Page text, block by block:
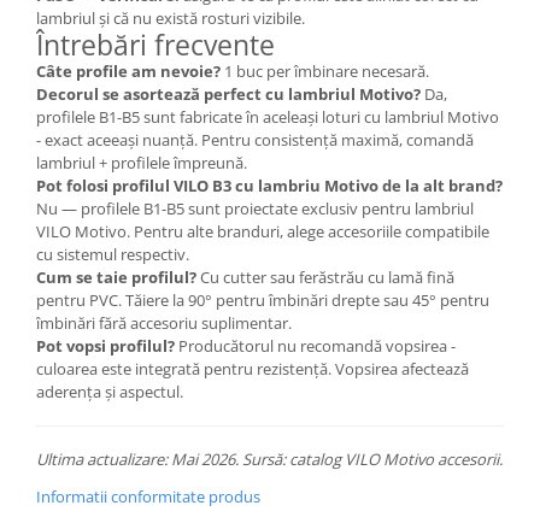
lambriul și că nu există rosturi vizibile.
Întrebări frecvente
Câte profile am nevoie? 1 buc per îmbinare necesară.
Decorul se asortează perfect cu lambriul Motivo? Da,
profilele B1-B5 sunt fabricate în aceleași loturi cu lambriul Motivo
- exact aceeași nuanță. Pentru consistență maximă, comandă
lambriul + profilele împreună.
Pot folosi profilul VILO B3 cu lambriu Motivo de la alt brand?
Nu — profilele B1-B5 sunt proiectate exclusiv pentru lambriul
VILO Motivo. Pentru alte branduri, alege accesoriile compatibile
cu sistemul respectiv.
Cum se taie profilul?Cu cutter sau ferăstrău cu lamă fină
pentru PVC. Tăiere la 90° pentru îmbinări drepte sau 45° pentru
îmbinări fără accesoriu suplimentar.
Pot vopsi profilul? Producătorul nu recomandă vopsirea -
culoarea este integrată pentru rezistență. Vopsirea afectează
aderența și aspectul.
Ultima actualizare: Mai 2026. Sursă: catalog VILO Motivo accesorii.
Informatii conformitate produs